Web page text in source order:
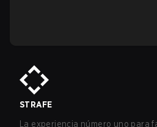
STRAFE
La experiencia número uno para